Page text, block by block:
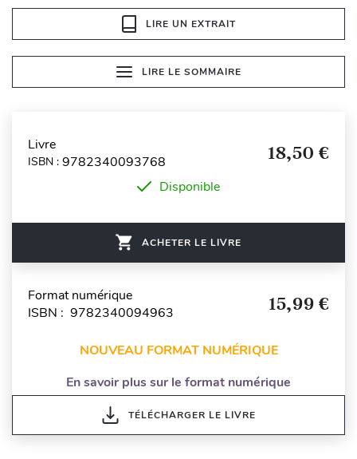
LIRE UN EXTRAIT
LIRE LE SOMMAIRE
Livre
ISBN : 9782340093768 18,50 €
Disponible
ACHETER LE LIVRE
Format numérique
ISBN : 9782340094963
15,99 €
NOUVEAU FORMAT NUMÉRIQUE
En savoir plus sur le format numérique
TÉLÉCHARGER LE LIVRE